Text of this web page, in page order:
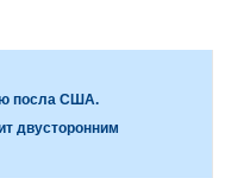
посла США.
двусторонним